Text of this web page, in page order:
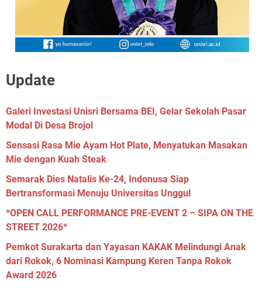
Update
Galeri Investasi Unisri Bersama BEI, Gelar Sekolah Pasar
Modal Di Desa Brojol
Sensasi Rasa Mie Ayam Hot Plate, Menyatukan Masakan
Mie dengan Kuah Steak
Semarak Dies Natalis Ke-24, Indonusa Siap
Bertransformasi Menuju Universitas Unggul
*OPEN CALL PERFORMANCE PRE-EVENT 2 – SIPA ON THE
STREET 2026*
Pemkot Surakarta dan Yayasan KAKAK Melindungi Anak
dari Rokok, 6 Nominasi Kampung Keren Tanpa Rokok
Award 2026